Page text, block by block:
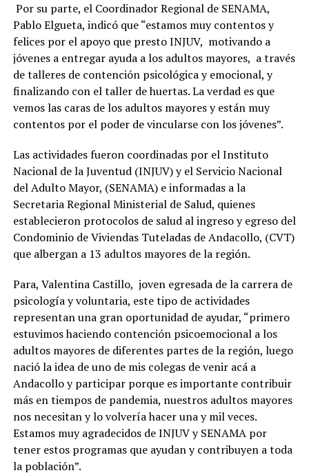
Por su parte, el Coordinador Regional de SENAMA,
Pablo Elgueta, indicó que “estamos muy contentos y
felices por el apoyo que presto INJUV, motivando a
jóvenes a entregar ayuda a los adultos mayores, a través
de talleres de contención psicológica y emocional, y
finalizando con el taller de huertas. La verdad es que
vemos las caras de los adultos mayores y están muy
contentos por el poder de vincularse con los jóvenes”.
Las actividades fueron coordinadas por el Instituto
Nacional de la Juventud (INJUV) y el Servicio Nacional
del Adulto Mayor, (SENAMA) e informadas a la
Secretaria Regional Ministerial de Salud, quienes
establecieron protocolos de salud al ingreso y egreso del
Condominio de Viviendas Tuteladas de Andacollo, (CVT)
que albergan a 13 adultos mayores de la región.
Para, Valentina Castillo, joven egresada de la carrera de
psicología y voluntaria, este tipo de actividades
representan una gran oportunidad de ayudar, “primero
estuvimos haciendo contención psicoemocional a los
adultos mayores de diferentes partes de la región, luego
nació la idea de uno de mis colegas de venir acá a
Andacollo y participar porque es importante contribuir
más en tiempos de pandemia, nuestros adultos mayores
nos necesitan y lo volvería hacer una y mil veces.
Estamos muy agradecidos de INJUV y SENAMA por
tener estos programas que ayudan y contribuyen a toda
la población”.